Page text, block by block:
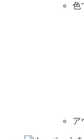
色
ア